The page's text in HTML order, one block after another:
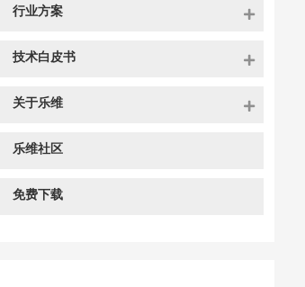
行业方案
技术白皮书
关于乐维
乐维社区
免费下载